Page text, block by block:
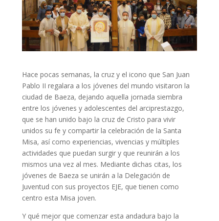
Hace pocas semanas, la cruz y el icono que San Juan
Pablo II regalara a los jóvenes del mundo visitaron la
ciudad de Baeza, dejando aquella jornada siembra
entre los jóvenes y adolescentes del arciprestazgo,
que se han unido bajo la cruz de Cristo para vivir
unidos su fe y compartir la celebración de la Santa
Misa, así como experiencias, vivencias y múltiples
actividades que puedan surgir y que reunirán a los
mismos una vez al mes. Mediante dichas citas, los
jóvenes de Baeza se unirán a la Delegación de
Juventud con sus proyectos EJE, que tienen como
centro esta Misa joven.
Y qué mejor que comenzar esta andadura bajo la